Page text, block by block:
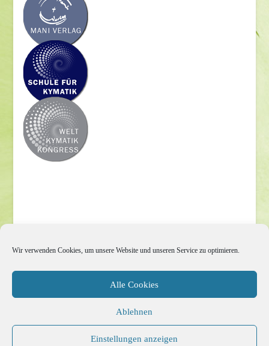
Wir verwenden Cookies, um unsere Website und unseren Service zu optimieren.
Alle Cookies
Ablehnen
Einstellungen anzeigen
Impressum
Cookie-Richtlinie (EU)
Jetzt Spenden